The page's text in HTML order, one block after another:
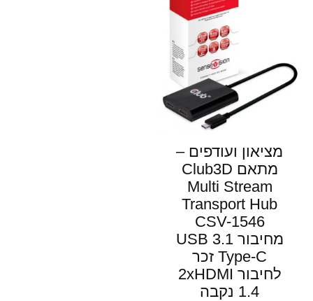
מציאון ועודפים –
מתאם Club3D
Multi Stream
Transport Hub
CSV-1546
מחיבור USB 3.1
Type-C זכר
לחיבור 2xHDMI
1.4 נקבה